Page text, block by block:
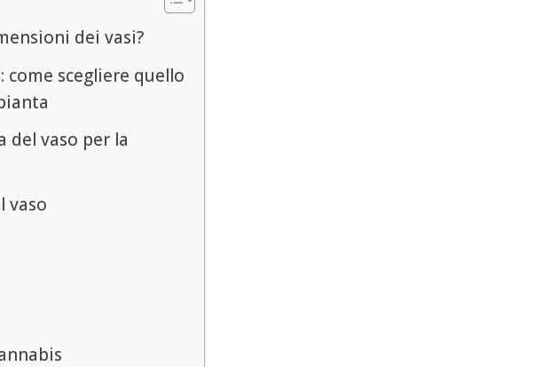
dei vasi?
scegliere quello
del vaso per la
vaso